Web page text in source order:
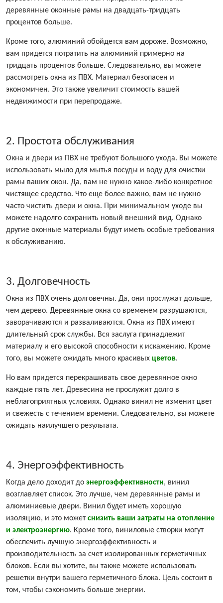
деревянные оконные рамы на двадцать-тридцать
процентов больше.
Кроме того, алюминий обойдется вам дороже. Возможно,
вам придется потратить на алюминий примерно на
тридцать процентов больше. Следовательно, вы можете
рассмотреть окна из ПВХ. Материал безопасен и
экономичен. Это также увеличит стоимость вашей
недвижимости при перепродаже.
2. Простота обслуживания
Окна и двери из ПВХ не требуют большого ухода. Вы можете
использовать мыло для мытья посуды и воду для очистки
рамы ваших окон. Да, вам не нужно какое-либо конкретное
чистящее средство. Что еще более важно, вам не нужно
часто чистить двери и окна. При минимальном уходе вы
можете надолго сохранить новый внешний вид. Однако
другие оконные материалы будут иметь особые требования
к обслуживанию.
3. Долговечность
Окна из ПВХ очень долговечны. Да, они прослужат дольше,
чем дерево. Деревянные окна со временем разрушаются,
заворачиваются и разваливаются. Окна из ПВХ имеют
длительный срок службы. Вся заслуга принадлежит
материалу и его высокой способности к искажению. Кроме
того, вы можете ожидать много красивых цветов.
Но вам придется перекрашивать свое деревянное окно
каждые пять лет. Древесина не прослужит долго в
неблагоприятных условиях. Однако винил не изменит цвет
и свежесть с течением времени. Следовательно, вы можете
ожидать наилучшего результата.
4. Энергоэффективность
Когда дело доходит до энергоэффективности, винил
возглавляет список. Это лучше, чем деревянные рамы и
алюминиевые двери. Винил будет иметь хорошую
изоляцию, и это может снизить ваши затраты на отопление
и электроэнергию. Кроме того, виниловые створки могут
обеспечить лучшую энергоэффективность и
производительность за счет изолированных герметичных
блоков. Если вы хотите, вы также можете использовать
решетки внутри вашего герметичного блока. Цель состоит в
том, чтобы сэкономить больше энергии.